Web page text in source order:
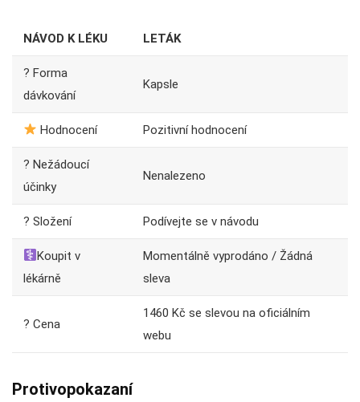
NÁVOD K LÉKU LETÁK
? Forma
dávkování
Kapsle
Hodnocení Pozitivní hodnocení
? Nežádoucí
účinky
Nenalezeno
? Složení Podívejte se v návodu
Koupit v
lékárně
Momentálně vyprodáno / Žádná
sleva
? Cena
1460 Kč se slevou na oficiálním
webu
Protivopokazaní